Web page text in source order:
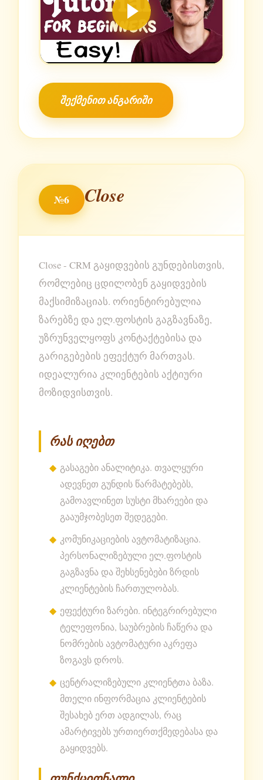
შექმენით ანგარიში
№6 Close
Close - CRM გაყიდვების გუნდებისთვის,
რომლებიც ცდილობენ გაყიდვების
მაქსიმიზაციას. ორიენტირებულია
ზარებზე და ელ.ფოსტის გაგზავნაზე,
უზრუნველყოფს კონტაქტებისა და
გარიგებების ეფექტურ მართვას.
იდეალურია კლიენტების აქტიური
მოზიდვისთვის.
რას იღებთ
გასაგები ანალიტიკა. თვალყური
ადევნეთ გუნდის წარმატებებს,
გამოავლინეთ სუსტი მხარეები და
გააუმჯობესეთ შედეგები.
კომუნიკაციების ავტომატიზაცია.
პერსონალიზებული ელ.ფოსტის
გაგზავნა და შეხსენებები ზრდის
კლიენტების ჩართულობას.
ეფექტური ზარები. ინტეგრირებული
ტელეფონია, საუბრების ჩაწერა და
ნომრების ავტომატური აკრეფა
ზოგავს დროს.
ცენტრალიზებული კლიენტთა ბაზა.
მთელი ინფორმაცია კლიენტების
შესახებ ერთ ადგილას, რაც
ამარტივებს ურთიერთქმედებასა და
გაყიდვებს.